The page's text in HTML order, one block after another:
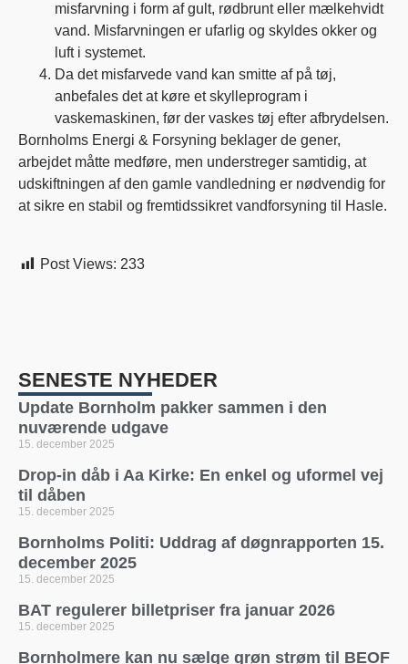
misfarvning i form af gult, rødbrunt eller mælkehvidt
vand. Misfarvningen er ufarlig og skyldes okker og
luft i systemet.
Da det misfarvede vand kan smitte af på tøj,
anbefales det at køre et skylleprogram i
vaskemaskinen, før der vaskes tøj efter afbrydelsen.
Bornholms Energi & Forsyning beklager de gener,
arbejdet måtte medføre, men understreger samtidig, at
udskiftningen af den gamle vandledning er nødvendig for
at sikre en stabil og fremtidssikret vandforsyning til Hasle.
Post Views: 233
SENESTE NYHEDER
Update Bornholm pakker sammen i den
nuværende udgave
15. december 2025
Drop-in dåb i Aa Kirke: En enkel og uformel vej
til dåben
15. december 2025
Bornholms Politi: Uddrag af døgnrapporten 15.
december 2025
15. december 2025
BAT regulerer billetpriser fra januar 2026
15. december 2025
Bornholmere kan nu sælge grøn strøm til BEOF